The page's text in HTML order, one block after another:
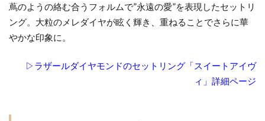
蔦のようの絡む合うフォルムで”永遠の愛”を表現したセットリ
ング。大粒のメレダイヤが眩く輝き、重ねることでさらに華
やかな印象に。
▷ラザールダイヤモンドのセットリング「スイートアイヴ
ィ」詳細ページ